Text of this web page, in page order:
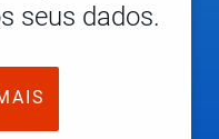
seus dados.